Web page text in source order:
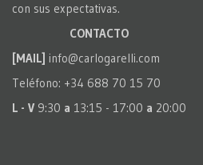
con sus expectativas.
CONTACTO
[MAIL] info@carlogarelli.com
Teléfono: +34 688 70 15 70
L - V 9:30 a 13:15 - 17:00 a 20:00